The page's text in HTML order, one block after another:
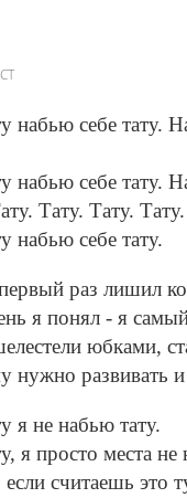
набью себе тату.
набью себе тату.
Тату. Тату.
набью себе тату.
раз лишил
я понял - я
юбками,
нужно развивать
я не набью тату.
я просто места не
считаешь это